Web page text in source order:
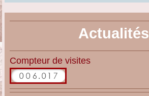
Actualités
Compteur de visites